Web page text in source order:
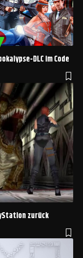
DLC im Code
zurück